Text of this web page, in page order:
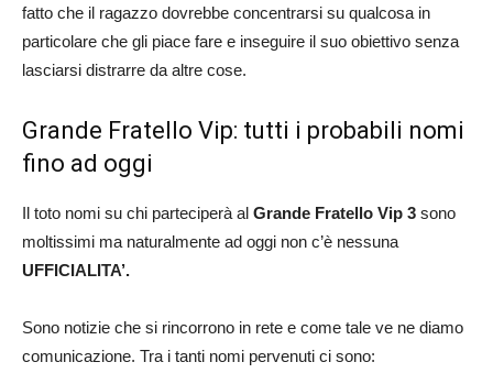
fatto che il ragazzo dovrebbe concentrarsi su qualcosa in
particolare che gli piace fare e inseguire il suo obiettivo senza
lasciarsi distrarre da altre cose.
Grande Fratello Vip: tutti i probabili nomi
fino ad oggi
Il toto nomi su chi parteciperà al Grande Fratello Vip 3 sono
moltissimi ma naturalmente ad oggi non c’è nessuna
UFFICIALITA’.
Sono notizie che si rincorrono in rete e come tale ve ne diamo
comunicazione. Tra i tanti nomi pervenuti ci sono: